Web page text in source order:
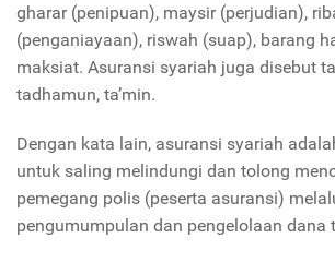
gharar (penipuan), maysir (perjudian),
(penganiayaan), riswah (suap), barang
maksiat. Asuransi syariah juga disebut
tadhamun, ta’min.
Dengan kata lain, asuransi syariah
untuk saling melindungi dan tolong
pemegang polis (peserta asuransi)
pengumumpulan dan pengelolaan dana